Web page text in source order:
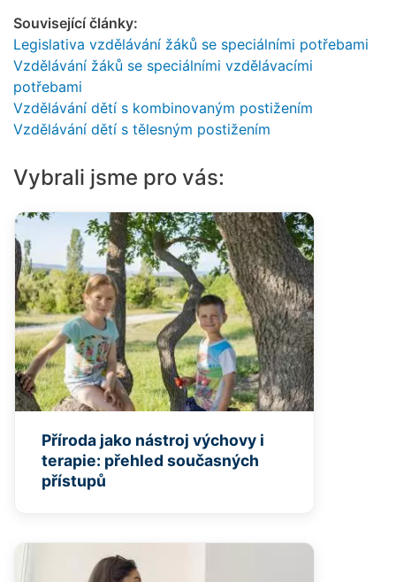
Související články:
Legislativa vzdělávání žáků se speciálními potřebami
Vzdělávání žáků se speciálními vzdělávacími
potřebami
Vzdělávání dětí s kombinovaným postižením
Vzdělávání dětí s tělesným postižením
Vybrali jsme pro vás:
Příroda jako nástroj výchovy i
terapie: přehled současných
přístupů